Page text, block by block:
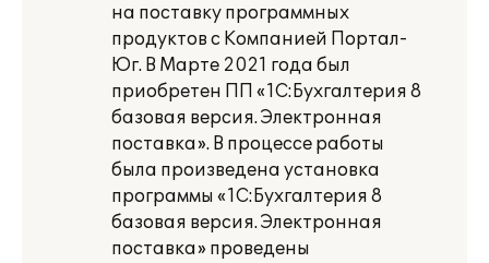
на поставку программных
продуктов с Компанией Портал-
Юг. В Марте 2021 года был
приобретен ПП «1С:Бухгалтерия 8
базовая версия. Электронная
поставка». В процессе работы
была произведена установка
программы «1С:Бухгалтерия 8
базовая версия. Электронная
поставка» проведены